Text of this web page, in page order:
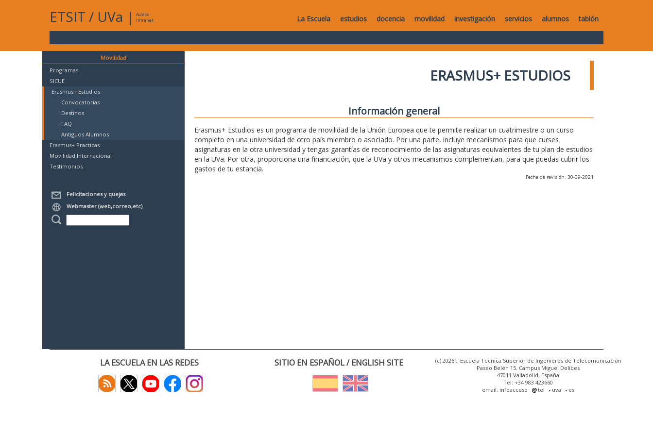
ETSIT / UVa |
Acceso
Intranet
La Escuela estudios docencia movilidad investigación servicios alumnos tablón
Movilidad
Programas
SICUE
Erasmus+ Estudios
Convocatorias
Destinos
FAQ
Antiguos Alumnos
Erasmus+ Practicas
Movilidad Internacional
Testimonios
Felicitaciones y quejas
Webmaster (web,correo,etc)
ERASMUS+ ESTUDIOS
Información general
Erasmus+ Estudios es un programa de movilidad de la Unión Europea que te permite realizar un cuatrimestre o un curso
completo en una universidad de otro país miembro o asociado. Por una parte, incluye mecanismos para que curses
asignaturas en la otra universidad y tengas garantías de reconocimiento de las asignaturas equivalentes de tu plan de estudios
en la UVa. Por otra, proporciona una financiación, que la UVa y otros mecanismos complementan, para que puedas cubrir los
gastos de tu estancia.
Fecha de revisión: 30-09-2021
LA ESCUELA EN LAS REDES SITIO EN ESPAÑOL / ENGLISH SITE
(c) 2026 :: Escuela Técnica Superior de Ingenieros de Telecomunicación
Paseo Belén 15. Campus Miguel Delibes
47011 Valladolid, España
Tel: +34 983 423660
email: infoacceso
tel uva es